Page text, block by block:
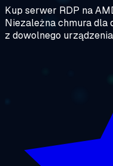
Kup serwer RDP na
Niezależna chmura dla
z dowolnego